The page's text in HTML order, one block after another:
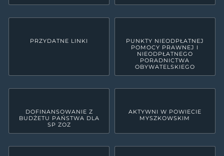
PRZYDATNE LINKI
PUNKTY NIEODPŁATNEJ
POMOCY PRAWNEJ I
NIEODPŁATNEGO
PORADNICTWA
OBYWATELSKIEGO
DOFINANSOWANIE Z
BUDŻETU PAŃSTWA DLA
SP ZOZ
AKTYWNI W POWIECIE
MYSZKOWSKIM